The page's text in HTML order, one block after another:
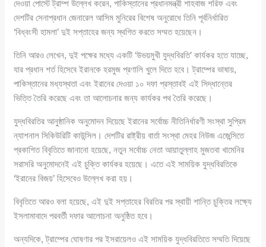
দেওয়া পোস্টে ট্রাম্প উল্লেখ করেন, পাকিস্তানের প্রধানমন্ত্রী শাহবাজ শরিফ এবং
দেশটির সেনাপ্রধান জেনারেল আসিম মুনিরের বিশেষ অনুরোধে তিনি পূর্বনির্ধারিত
‘বিধ্বংসী হামলা’ দুই সপ্তাহের জন্য স্থগিত করতে সম্মত হয়েছেন।
তিনি আরও লেখেন, দুই পক্ষের মধ্যে একটি ‘উভয়মুখী যুদ্ধবিরতি’ কার্যকর হতে যাচ্ছে,
যার প্রধান শর্ত হিসেবে ইরানকে হরমুজ প্রণালি খুলে দিতে হবে। ট্রাম্পের ভাষায়,
পাকিস্তানের মধ্যস্থতা এবং ইরানের দেওয়া ১০ দফা প্রস্তাবই এই সিদ্ধান্তের
ভিত্তি তৈরি করেছে এবং তা আলোচনার জন্য কার্যকর পথ তৈরি করেছে।
যুদ্ধবিরতির আনুষ্ঠানিক অনুমোদন দিয়েছে ইরানের সর্বোচ্চ নীতিনির্ধারণী সংস্থা সুপ্রিম
ন্যাশনাল সিকিউরিটি কাউন্সিল। দেশটির রাষ্ট্রীয় বার্তা সংস্থা মেহর নিউজ এজেন্সিতে
প্রকাশিত বিবৃতিতে জানানো হয়েছে, নতুন সর্বোচ্চ নেতা আয়াতুল্লাহ মুজতবা খামেনির
সরাসরি অনুমোদনেই এই চুক্তি কার্যকর হয়েছে। এতে এই সাময়িক যুদ্ধবিরতিকে
‘ইরানের বিজয়’ হিসেবেও উল্লেখ করা হয়।
বিবৃতিতে আরও বলা হয়েছে, এই দুই সপ্তাহের বিরতির পর স্থায়ী শান্তি চুক্তির লক্ষ্যে
ইসলামাবাদে পরবর্তী দফার আলোচনা অনুষ্ঠিত হবে।
অন্যদিকে, ট্রাম্পের ঘোষণার পর ইসরায়েলও এই সাময়িক যুদ্ধবিরতিতে সম্মতি দিয়েছে